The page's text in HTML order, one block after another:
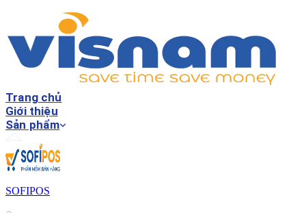
Trang chủ
Giới thiệu
Sản phẩm
SOFIPOS